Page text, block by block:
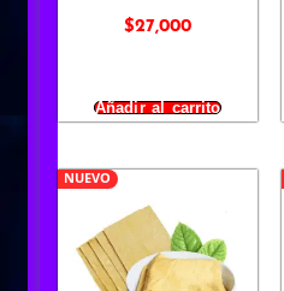
$27,000
Añadir al carrito
NUEVO